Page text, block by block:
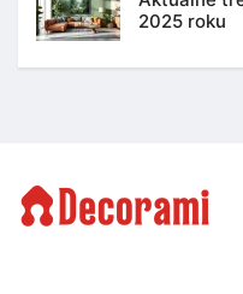
2025 roku